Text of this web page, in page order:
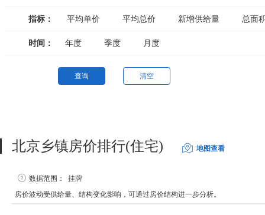
指标： 平均单价 平均总价 新增供给量 总面
时间： 年度 季度 月度
查询 清空
北京乡镇房价排行(住宅) 地图查看
数据范围：
挂牌
房价波动受供给量、结构变化影响，可通过房价结构进一步分析。